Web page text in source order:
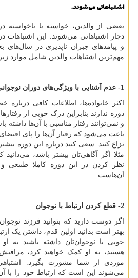
اشتباهاتی می‌شوند.
بعضی از والدین، خواسته یا ناخواسته
دچار اشتباهاتی می‌شوند. این اشتباهات
و پیامدهای جبران ناپذیری در سال‌های
مهم‌ترین اشتباهات والدین شامل موارد
1- عدم آشنایی با ویژگی‌های دوران نوجوانی
اکثر خانواده‌ها، اطلاعات کافی
دوره ندارند بنابراین درک خوبی از
و نمی‌توانند رفتار مناسبی با آن‌ها داشته
باعث می‌شود که رفتار آن‌ها را پای
نزاع کنند. سعی کنید درباره این دوره
مثلا اگر آگاهی‌تان بیشتر باشد، می‌دانید
نظر کردن در این دوره کاملا طبیعی
آن‌هاست.
2- قطع کردن ارتباط با نوجوان
اگر دوست دارید که بتوانید فرزند
بهتر است بدانید اولین قدم، داشتن یک
خوبی با نوجوان‌تان داشته باشید به
هستید، به او کمک خواهید کرد،
موردی از شما مشورت بگیرد.
می‌شوند این است که ارتباط‌ خود را با